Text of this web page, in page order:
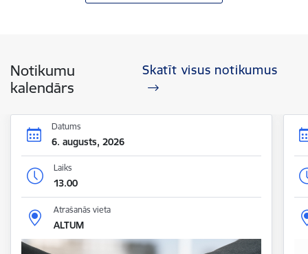
Notikumu
kalendārs
Skatīt visus notikumus
Datums
6. augusts, 2026
Laiks
13.00
Atrašanās vieta
ALTUM